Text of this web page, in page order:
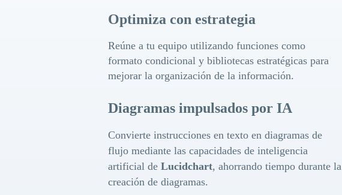
Optimiza con estrategia
Reúne a tu equipo utilizando funciones como
formato condicional y bibliotecas estratégicas para
mejorar la organización de la información.
Diagramas impulsados por IA
Convierte instrucciones en texto en diagramas de
flujo mediante las capacidades de inteligencia
artificial de Lucidchart, ahorrando tiempo durante la
creación de diagramas.